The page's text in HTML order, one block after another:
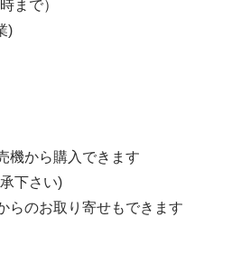
まで）
)
機から購入できます
下さい)
のお取り寄せもできます